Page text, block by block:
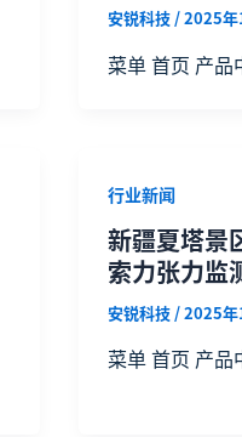
安锐科技/2025年
菜单 首页 产品
行业新闻
新疆夏塔景
索力张力监
安锐科技/2025年
菜单 首页 产品